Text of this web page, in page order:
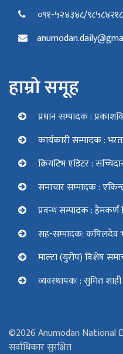
०९१-५२४३४८/
हाम्रो समूह
प्रधान सम्पादक :
कार्यकारी सम्पादक :
क्रियटिभ एडिटर :
समाचार सम्पादक :
प्रवन्ध सम्पादक :
सह-सम्पादक: कपिलदेव
माल्टा (युरोप) विशेष
व्यवस्थापकः : सुमित
©2026 Anumodan National
सर्वाधिकार सुरक्षित